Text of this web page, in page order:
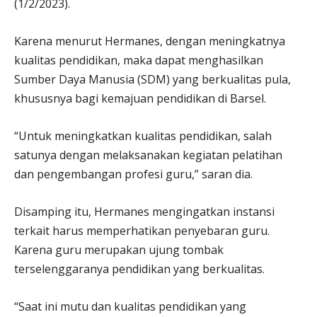
(1/2/2023).
Karena menurut Hermanes, dengan meningkatnya
kualitas pendidikan, maka dapat menghasilkan
Sumber Daya Manusia (SDM) yang berkualitas pula,
khususnya bagi kemajuan pendidikan di Barsel.
“Untuk meningkatkan kualitas pendidikan, salah
satunya dengan melaksanakan kegiatan pelatihan
dan pengembangan profesi guru,” saran dia.
Disamping itu, Hermanes mengingatkan instansi
terkait harus memperhatikan penyebaran guru.
Karena guru merupakan ujung tombak
terselenggaranya pendidikan yang berkualitas.
“Saat ini mutu dan kualitas pendidikan yang